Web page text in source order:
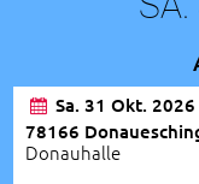
Sa. 31 Okt. 2026
78166
Donauhalle